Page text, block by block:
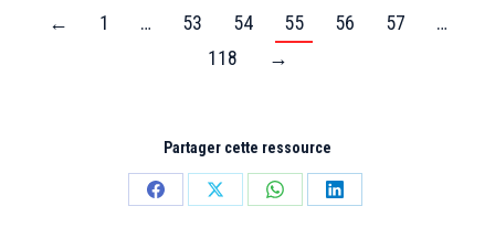
← 1 … 53 54 55 56 57
…
118
→
Partager cette ressource
PartagerPartagerPartagerPartager